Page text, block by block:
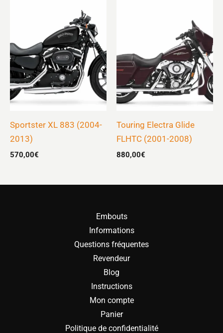
Sportster XL 883 (2004-
2013)
570,00€
Touring Electra Glide
FLHTC (2001-2008)
880,00€
Embouts
Informations
Questions fréquentes
Revendeur
Blog
Instructions
Mon compte
Panier
Politique de confidentialité